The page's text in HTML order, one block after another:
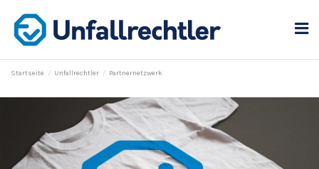
Startseite Unfallrechtler Partnernetzwerk